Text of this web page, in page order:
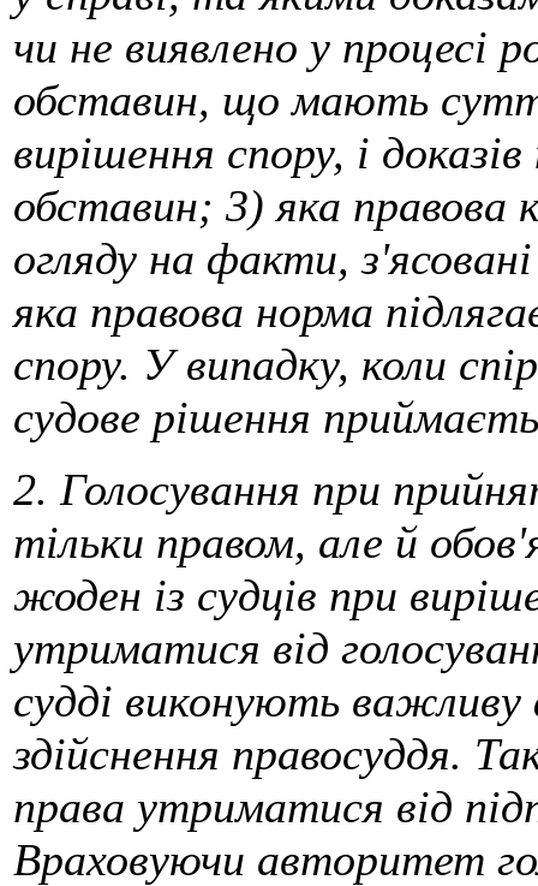
чи не виявлено у процесі
обставин, що мають
вирішення спору, і
обставин; 3) яка правова
огляду на факти,
яка правова норма
спору. У випадку, коли
судове рішення
2. Голосування при
тільки правом, але й
жоден із судців при
утриматися від
судді виконують
здійснення правосуддя.
права утриматися від
Враховуючи авторитет